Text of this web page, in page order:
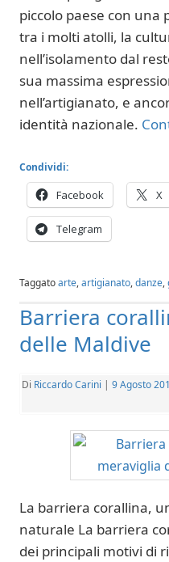
piccolo paese con una
tra i molti atolli, la
nell’isolamento dal
sua massima
nell’artigianato, e
identità nazionale.
Condividi:
Facebook X
Telegram
Taggatoarte,artigianato,danze,
Barriera
delle Maldive
Di Riccardo Carini | 9 Agosto
La barriera corallina,
naturale La barriera
dei principali motivi di